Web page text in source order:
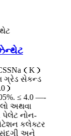
（K）
ગ્રેડ સેકન્ડ
）
≤ 4.0 —-
અથવા
પેલેટ નોન-
કલેક્ટર
અને